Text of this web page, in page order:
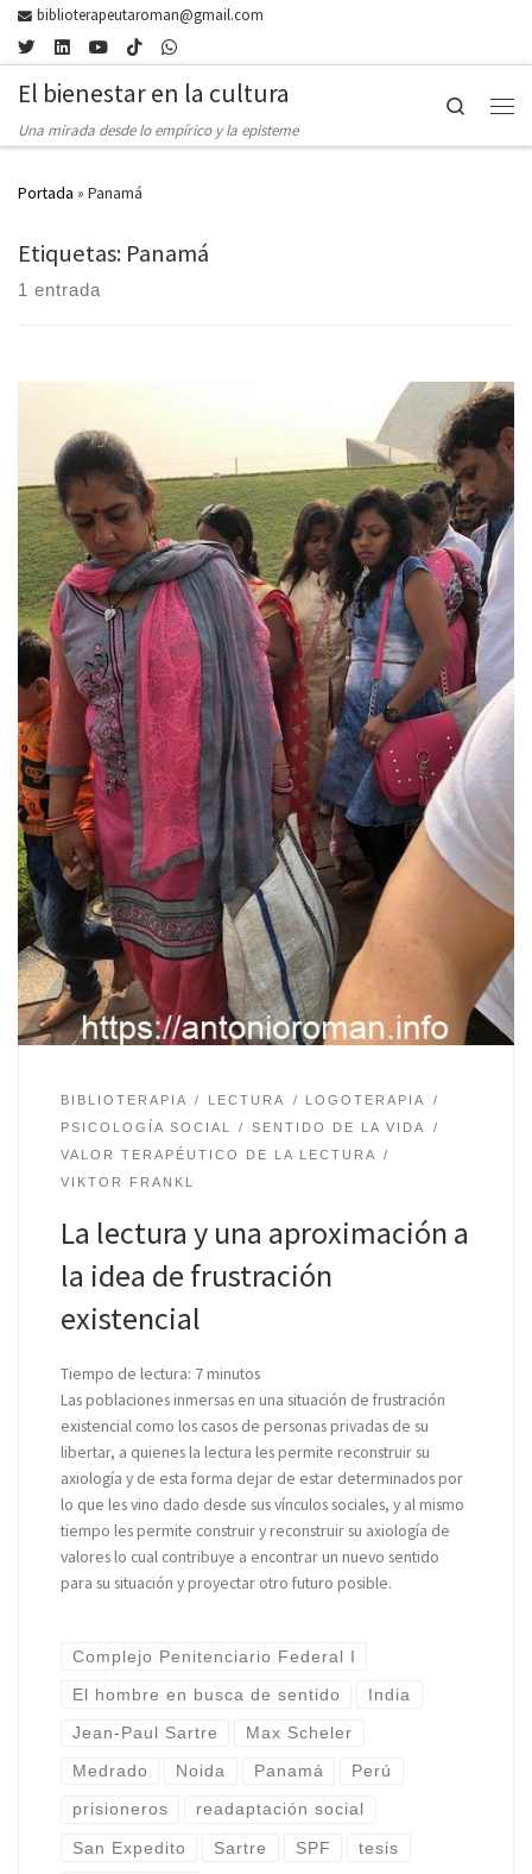
Skip to content
biblioterapeutaroman@gmail.com
El bienestar en la cultura
Una mirada desde lo empírico y la episteme
Search
Portada » Panamá
Etiquetas: Panamá
1 entrada
BIBLIOTERAPIA LECTURA
LOGOTERAPIA
PSICOLOGÍA SOCIAL
SENTIDO DE LA VIDA
VALOR TERAPÉUTICO DE LA LECTURA
VIKTOR FRANKL
La lectura y una aproximación a
la idea de frustración
existencial
Tiempo de lectura: 7minutos
Las poblaciones inmersas en una situación de frustración
existencial como los casos de personas privadas de su
libertar, a quienes la lectura les permite reconstruir su
axiología y de esta forma dejar de estar determinados por
lo que les vino dado desde sus vínculos sociales, y al mismo
tiempo les permite construir y reconstruir su axiología de
valores lo cual contribuye a encontrar un nuevo sentido
para su situación y proyectar otro futuro posible.
Complejo Penitenciario Federal I
El hombre en busca de sentido India
Jean-Paul Sartre Max Scheler
Medrado Noida Panamá Perú
prisioneros readaptación social
San Expedito Sartre SPF tesis